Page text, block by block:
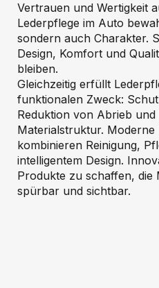
Vertrauen und Wertigkeit
Lederpflege im Auto
sondern auch Charakter.
Design, Komfort und
bleiben.
Gleichzeitig erfüllt
funktionalen Zweck:
Reduktion von Abrieb und
Materialstruktur.
kombinieren Reinigung,
intelligentem Design.
Produkte zu schaffen, die
spürbar und sichtbar.